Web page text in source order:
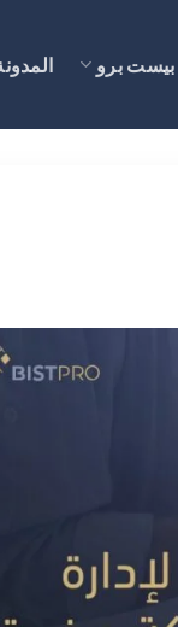
بيست برو